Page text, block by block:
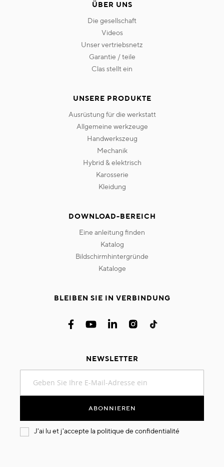
ÜBER UNS
die gesellschaft
videos
unser vertriebsnetz
garantie / teile
clas stellt ein
UNSERE PRODUKTE
ausrüstung für die werkstatt
allgemeine werkzeuge
handwerkszeug
mechanik
hybrid & elektrisch
karosserie
kleidung
DOWNLOAD-BEREICH
eine anleitung finden
katalog
bildschirmhintergründe
kataloge
BLEIBEN SIE IN VERBINDUNG
NEWSLETTER
sich
an:
ABONNIEREN
J'ai lu et j'accepte la politique de confidentialité